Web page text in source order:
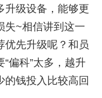
升级设备，能够更
失~相信讲到这一
优先升级呢？和员
偏科”太多，越升
的钱投入比较高回